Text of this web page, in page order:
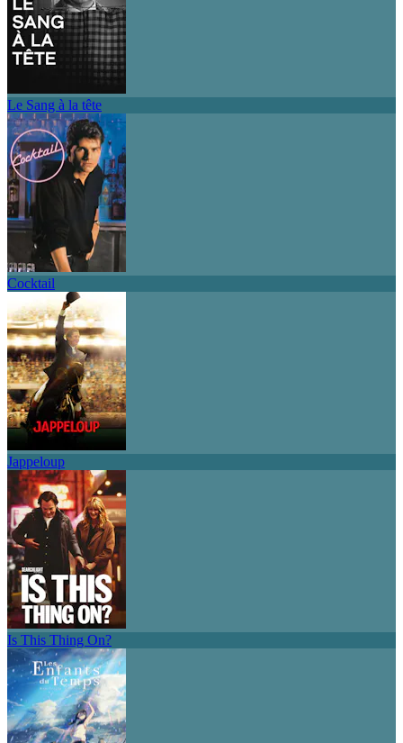
Le Sang à la tête
Cocktail
Jappeloup
Is This Thing On?